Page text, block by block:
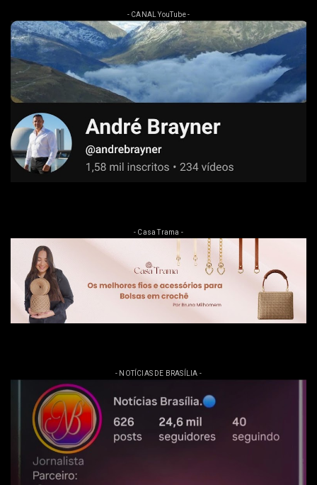
- CANAL YouTube -
- Casa Trama -
- NOTÍCIAS DE BRASÍLIA -